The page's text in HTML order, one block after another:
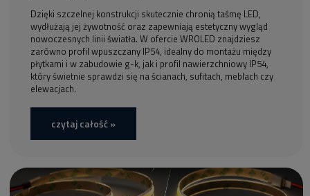
Dzięki szczelnej konstrukcji skutecznie chronią taśmę LED,
wydłużają jej żywotność oraz zapewniają estetyczny wygląd
nowoczesnych linii światła. W ofercie WROLED znajdziesz
zarówno profil wpuszczany IP54, idealny do montażu między
płytkami i w zabudowie g-k, jak i profil nawierzchniowy IP54,
który świetnie sprawdzi się na ścianach, sufitach, meblach czy
elewacjach.
czytaj całość »